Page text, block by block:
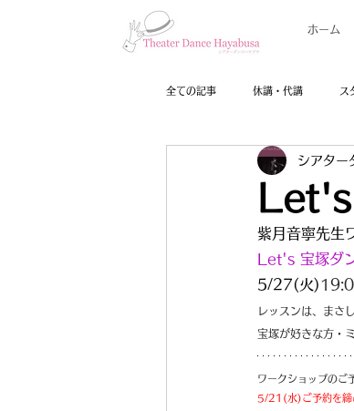
ホーム
全ての記事 休講・代講 ス
シアター
紫月音寧先生
Let's 宝塚ダ
5/27(火)
レッスンは、まさ
宝塚が好きな方・
ワークショップのご
5/21(水)ご予約を締